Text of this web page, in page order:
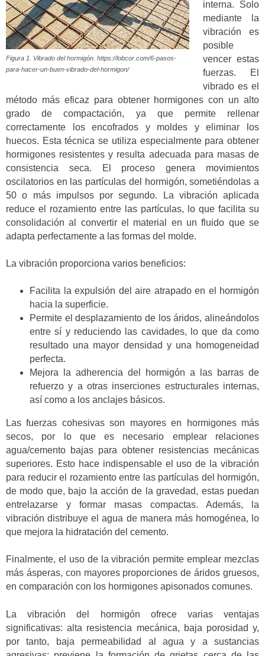
Figura 1. Vibrado del hormigón. https://lobcor.com/6-pasos-
para-hacer-un-buen-vibrado-del-hormigon/
interna. Solo
mediante la
vibración es
posible
vencer estas
fuerzas. El
vibrado es el
método más eficaz para obtener hormigones con un alto
grado de compactación, ya que permite rellenar
correctamente los encofrados y moldes y eliminar los
huecos. Esta técnica se utiliza especialmente para obtener
hormigones resistentes y resulta adecuada para masas de
consistencia seca. El proceso genera movimientos
oscilatorios en las partículas del hormigón, sometiéndolas a
50 o más impulsos por segundo. La vibración aplicada
reduce el rozamiento entre las partículas, lo que facilita su
consolidación al convertir el material en un fluido que se
adapta perfectamente a las formas del molde.
La vibración proporciona varios beneficios:
Facilita la expulsión del aire atrapado en el hormigón
hacia la superficie.
Permite el desplazamiento de los áridos, alineándolos
entre sí y reduciendo las cavidades, lo que da como
resultado una mayor densidad y una homogeneidad
perfecta.
Mejora la adherencia del hormigón a las barras de
refuerzo y a otras inserciones estructurales internas,
así como a los anclajes básicos.
Las fuerzas cohesivas son mayores en hormigones más
secos, por lo que es necesario emplear relaciones
agua/cemento bajas para obtener resistencias mecánicas
superiores. Esto hace indispensable el uso de la vibración
para reducir el rozamiento entre las partículas del hormigón,
de modo que, bajo la acción de la gravedad, estas puedan
entrelazarse y formar masas compactas. Además, la
vibración distribuye el agua de manera más homogénea, lo
que mejora la hidratación del cemento.
Finalmente, el uso de la vibración permite emplear mezclas
más ásperas, con mayores proporciones de áridos gruesos,
en comparación con los hormigones apisonados comunes.
La vibración del hormigón ofrece varias ventajas
significativas: alta resistencia mecánica, baja porosidad y,
por tanto, baja permeabilidad al agua y a sustancias